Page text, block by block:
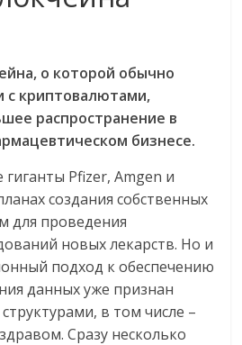
о которой обычно
с криптовалютами,
распространение в
бизнесе.
Pfizer, Amgen и
создания собственных
для проведения
новых лекарств. Но и
подход к обеспечению
данных уже признан
в том числе –
Сразу несколько